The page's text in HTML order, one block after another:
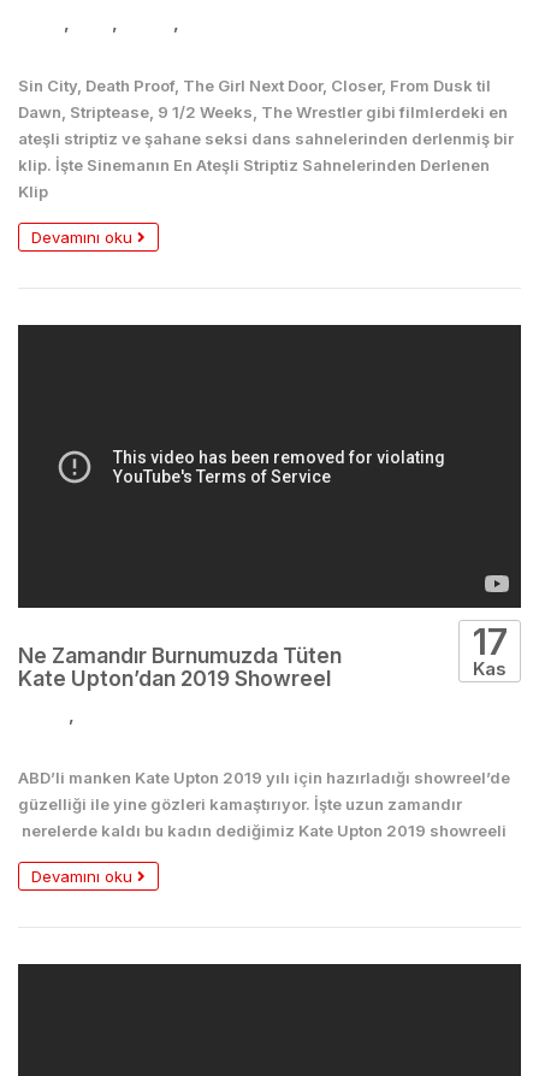
, , ,
Sin City, Death Proof, The Girl Next Door, Closer, From Dusk til
Dawn, Striptease, 9 1/2 Weeks, The Wrestler gibi filmlerdeki en
ateşli striptiz ve şahane seksi dans sahnelerinden derlenmiş bir
klip. İşte Sinemanın En Ateşli Striptiz Sahnelerinden Derlenen
Klip
Devamını oku
Ne Zamandır Burnumuzda Tüten
Kate Upton’dan 2019 Showreel
,
17
Kas
ABD’li manken Kate Upton 2019 yılı için hazırladığı showreel’de
güzelliği ile yine gözleri kamaştırıyor. İşte uzun zamandır
nerelerde kaldı bu kadın dediğimiz Kate Upton 2019 showreeli
Devamını oku